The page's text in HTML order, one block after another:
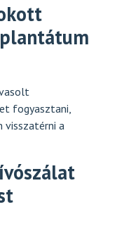
fogyasztani,
visszatérni a